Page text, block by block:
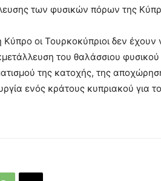
των φυσικών πόρων της
οι Τουρκοκύπριοι δεν
του θαλάσσιου
της κατοχής, της
ενός κράτους κυπριακού για